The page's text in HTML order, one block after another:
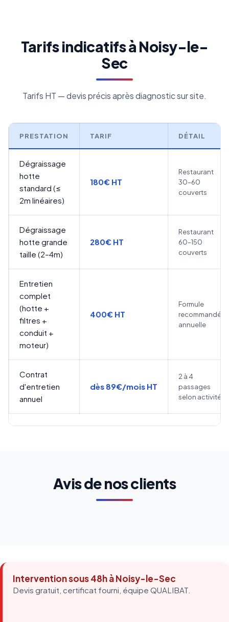
Tarifs indicatifs à Noisy-le-
Sec
Tarifs HT — devis précis après diagnostic sur site.
PRESTATION TARIF DÉTAIL
Dégraissage
hotte
standard (≤
2m linéaires)
180€ HT
Restaurant
30–60
couverts
Dégraissage
hotte grande
taille (2–4m)
280€ HT
Restaurant
60–150
couverts
Entretien
complet
(hotte +
filtres +
conduit +
moteur)
400€ HT
Formule
recommandée
annuelle
Contrat
d'entretien
annuel
dès 89€/mois HT
2 à 4
passages
selon activité
Avis de nos clients
Intervention sous 48h à Noisy-le-Sec
Devis gratuit, certificat fourni, équipe QUALIBAT.